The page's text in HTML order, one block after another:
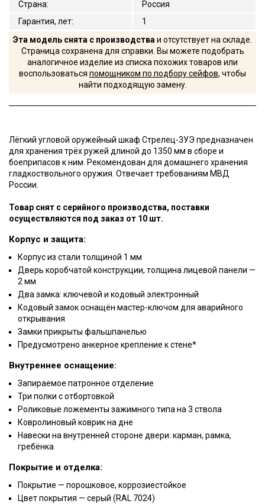
Страна:
Россия
Гарантия, лет:
1
Эта модель снята с производства и отсутствует на складе.
Страница сохранена для справки. Вы можете подобрать
аналогичное изделие из списка похожих товаров или
воспользоваться помощником по подбору сейфов, чтобы
найти подходящую замену.
Лёгкий угловой оружейный шкаф Стрелец-3УЭ предназначен
для хранения трёх ружей длиной до 1350 мм в сборе и
боеприпасов к ним. Рекомендован для домашнего хранения
гладкоствольного оружия. Отвечает требованиям МВД
России.
Товар снят с серийного производства, поставки
осуществляются под заказ от 10 шт.
Корпус и защита:
Корпус из стали толщиной 1 мм
Дверь коробчатой конструкции, толщина лицевой панели —
2 мм
Два замка: ключевой и кодовый электронный
Кодовый замок оснащён мастер-ключом для аварийного
открывания
Замки прикрыты фальшпанелью
Предусмотрено анкерное крепление к стене*
Внутреннее оснащение:
Запираемое патронное отделение
Три полки с отбортовкой
Роликовые ложементы зажимного типа на 3 ствола
Ковролиновый коврик на дне
Навески на внутренней стороне двери: карман, рамка,
гребёнка
Покрытие и отделка:
Покрытие — порошковое, коррозиестойкое
Цвет покрытия — серый (RAL 7024)